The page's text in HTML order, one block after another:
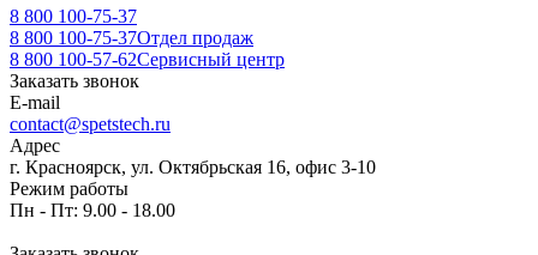
8 800 100-75-37
8 800 100-75-37Отдел продаж
8 800 100-57-62Сервисный центр
Заказать звонок
E-mail
contact@spetstech.ru
Адрес
г. Красноярск, ул. Октябрьская 16, офис 3-10
Режим работы
Пн - Пт: 9.00 - 18.00